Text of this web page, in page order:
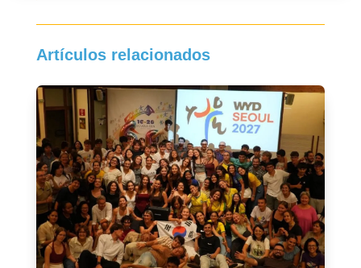
Artículos relacionados